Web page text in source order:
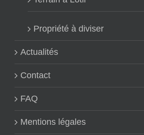
Propriété à diviser
Actualités
Contact
FAQ
Mentions légales